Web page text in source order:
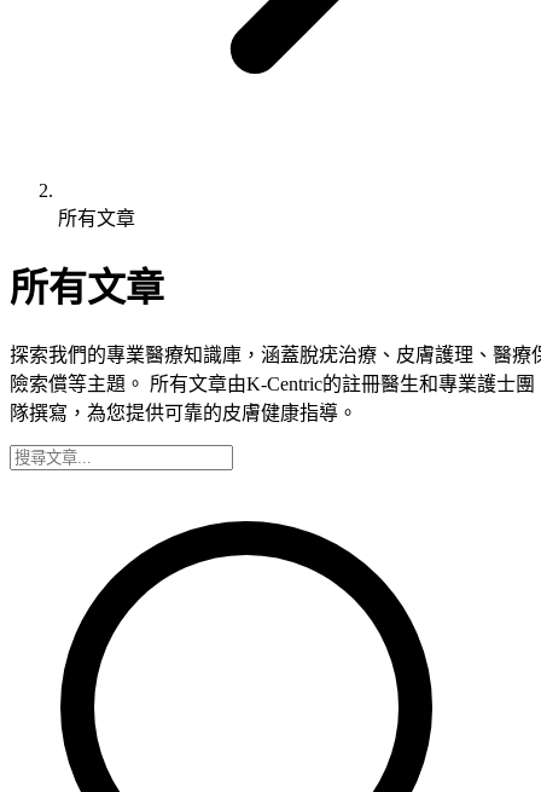
所有文章
所有文章
探索我們的專業醫療知識庫，涵蓋脫疣治療、皮膚護理、醫療
險索償等主題。 所有文章由K-Centric的註冊醫生和專業護士團
隊撰寫，為您提供可靠的皮膚健康指導。